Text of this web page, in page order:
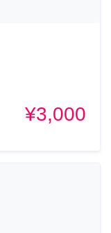
¥3,000